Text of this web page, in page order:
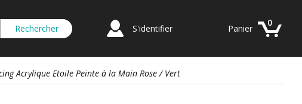
S'identifier
0
Panier
Acrylique Etoile Peinte à la Main Rose / Vert